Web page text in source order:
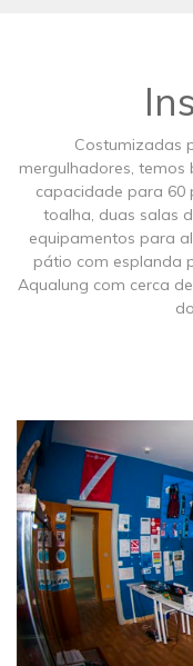
Costumizadas
mergulhadores, temos
capacidade para 60
toalha, duas salas
equipamentos para
pátio com esplanda
Aqualung com cerca